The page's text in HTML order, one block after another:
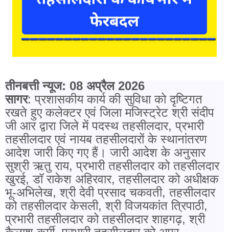
तीनबत्ती न्यूज: 08 अप्रैल 2026
सागर: प्रशासकीय कार्य की सुविधा को दृष्टिगत
रखते हुए कलेक्टर एवं जिला मजिस्ट्रेट श्री संदीप
जी आर द्वारा जिले में पदस्थ तहसीलदार, प्रभारी
तहसीलदार एवं नायब तहसीलदारों के स्थानांतरण
आदेश जारी किए गए हैं। जारी आदेश के अनुसार
सुश्री ऋतु राय, प्रभारी तहसीलदार को तहसीलदार
खुरई, डॉ राकेश अहिरवार, तहसीलदार को अधीक्षक
भू-अभिलेख, श्री देवी प्रसाद चकवती, तहसीलदार
को तहसीलदार केसली, श्री विजयकांत त्रिपाठी,
प्रभारी तहसीलदार को तहसीलदार शाहगढ़, श्री